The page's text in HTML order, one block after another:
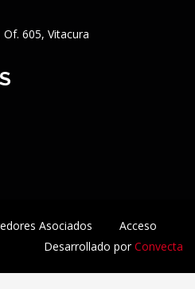
605, Vitacura
Asociados
Acceso
Desarrollado porConvecta